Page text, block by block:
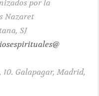
por la
Nazaret
SJ
Galapagar, Madrid,